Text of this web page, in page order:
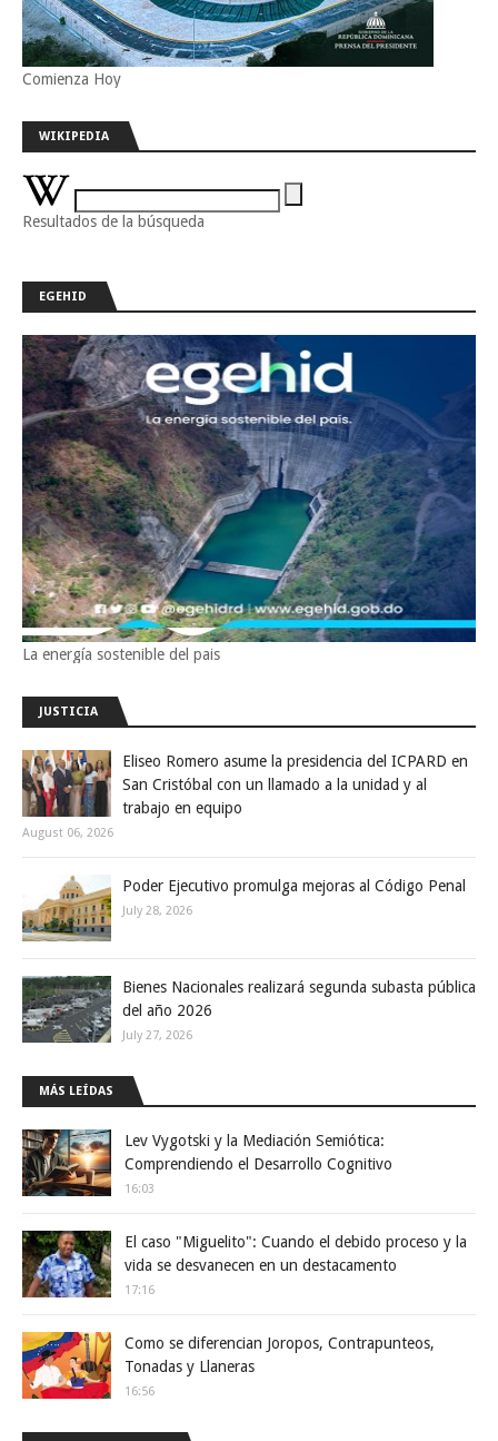
Comienza Hoy
WIKIPEDIA
Resultados de la búsqueda
EGEHID
La energía sostenible del pais
JUSTICIA
Eliseo Romero asume la presidencia del ICPARD en
San Cristóbal con un llamado a la unidad y al
trabajo en equipo
August 06, 2026
Poder Ejecutivo promulga mejoras al Código Penal
July 28, 2026
Bienes Nacionales realizará segunda subasta pública
del año 2026
July 27, 2026
MÁS LEÍDAS
Lev Vygotski y la Mediación Semiótica:
Comprendiendo el Desarrollo Cognitivo
16:03
El caso "Miguelito": Cuando el debido proceso y la
vida se desvanecen en un destacamento
17:16
Como se diferencian Joropos, Contrapunteos,
Tonadas y Llaneras
16:56